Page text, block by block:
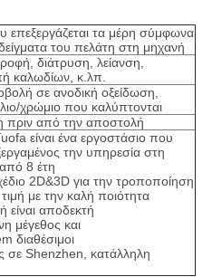
επεξεργάζεται τα μέρη σύμφωνα
του πελάτη στη μηχανή
διάτρυση, λείανση,
καλωδίων, κ.λπ.
σε ανοδική οξείδωση,
χρώμιο που καλύπτονται
πριν από την αποστολή
είναι ένα εργοστάσιο που
την υπηρεσία στη
8 έτη
2D&3D για την τροποποίηση
με την καλή ποιότητα
είναι αποδεκτή
μέγεθος και
διαθέσιμοι
σε Shenzhen, κατάλληλη